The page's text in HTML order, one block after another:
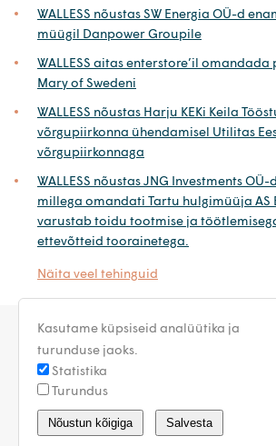
WALLESS nõustas SW Energia OÜ-d
müügil Danpower Groupile
WALLESS aitas enterstore’il
Mary of Swedeni
WALLESS nõustas Harju KEKi Keila
võrgupiirkonna ühendamisel Utilitas
võrgupiirkonnaga
WALLESS nõustas JNG Investments OÜ-
millega omandati Tartu hulgimüüja AS
varustab toidu tootmise ja
ettevõtteid toorainetega.
Näita veel tehinguid
estonia@walless.com
Kasutame küpsiseid analüütika ja
turunduse jaoks.
Statistika
Turundus
Nõustun kõigiga Salvesta